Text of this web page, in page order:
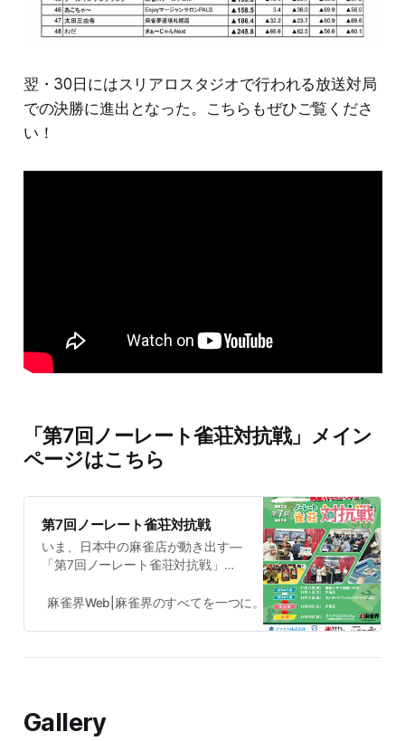
翌・30日にはスリアロスタジオで行われる放送対局
での決勝に進出となった。こちらもぜひご覧くださ
い！
「第7回ノーレート雀荘対抗戦」メイン
ページはこちら
第7回ノーレート雀荘対抗戦
いま、日本中の麻雀店が動き出す―
「第7回ノーレート雀荘対抗戦」開
参加店舗紹介 出場選手紹介 ノーレ
第6回大会は40店舗にご参加いただ
麻雀界Web|麻雀界のすべてを一つに。あらゆる情報を網羅す
Gallery